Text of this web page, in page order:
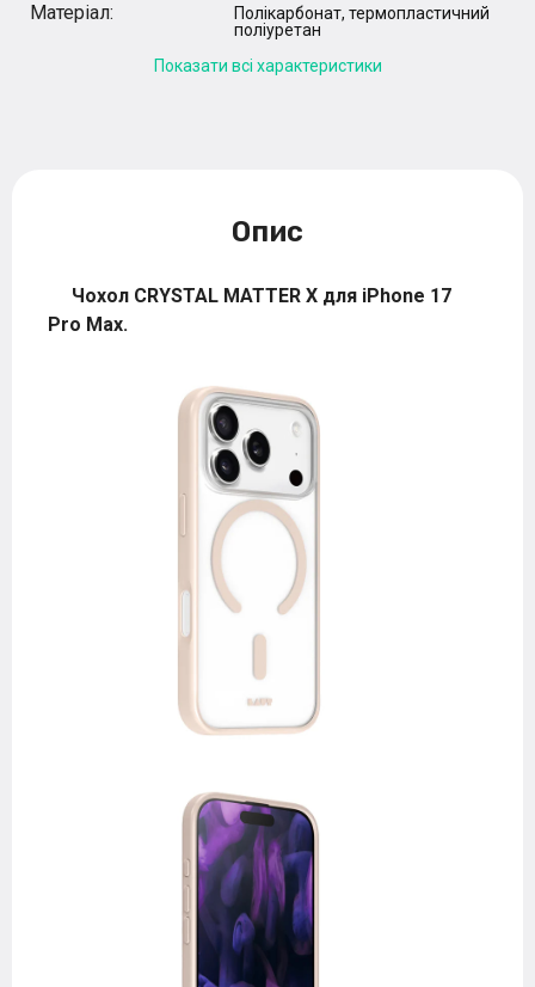
Матеріал:
Полікарбонат, термопластичний
поліуретан
Показати всі характеристики
Опис
Чохол CRYSTAL MATTER X для iPhone 17
Pro Max.